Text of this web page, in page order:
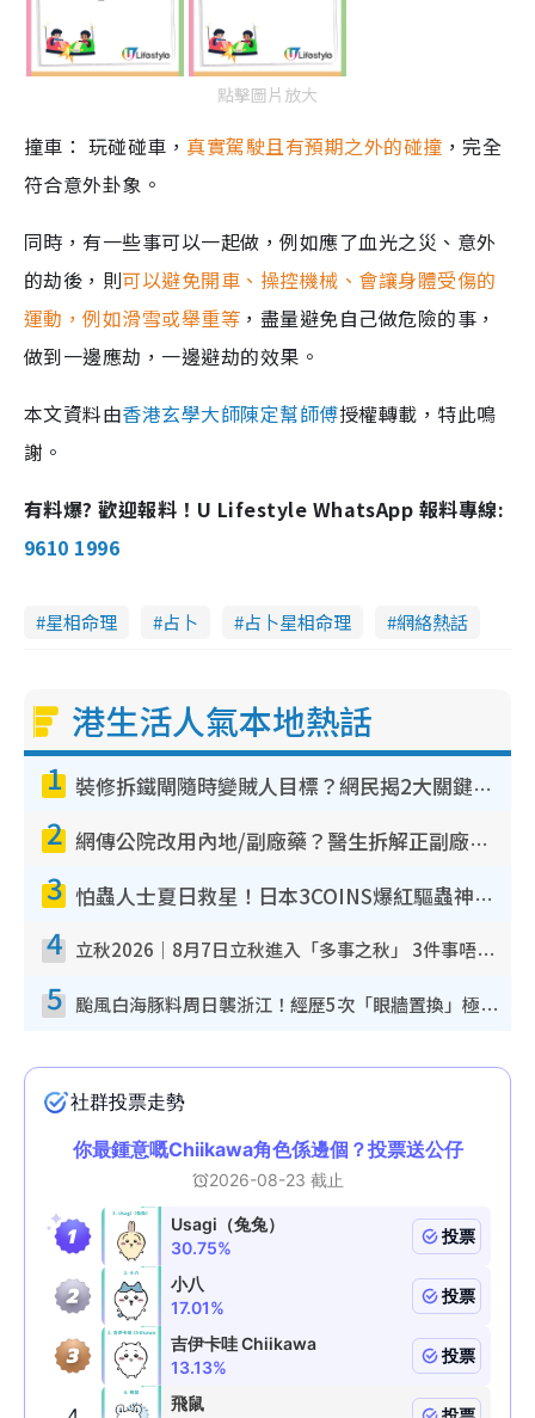
點擊圖片放大
撞車： 玩碰碰車， 真實駕駛且有預期之外的碰撞 ，完全
符合意外卦象。
同時，有一些事可以一起做，例如應了血光之災、意外
的劫後，則可以避免開車、操控機械、會讓身體受傷的
運動，例如滑雪或舉重等 ，盡量避免自己做危險的事，
做到一邊應劫，一邊避劫的效果。
本文資料由香港玄學大師陳定幫師傅授權轉載，特此鳴
謝。
有料爆? 歡迎報料！U Lifestyle WhatsApp 報料專線:
9610 1996
星相命理 占卜 占卜星相命理 網絡熱話
港生活人氣本地熱話
1 裝修拆鐵閘隨時變賊人目標？網民揭2大關鍵用途：裝新式等於白裝？附新舊鐵閘分別
2 網傳公院改用內地/副廠藥？醫生拆解正副廠分別 揭4類人換藥隨時出事
3 怕蟲人士夏日救星！日本3COINS爆紅驅蟲神器$45起 1招「全程免觸碰」輕鬆搞定小強
4 立秋2026｜8月7日立秋進入「多事之秋」 3件事唔做得！專家教6招開運 清枱頭／銀包納氣接好運
5 颱風白海豚料周日襲浙江！經歷5次「眼牆置換」極罕見 成登陸內地最長途颱風